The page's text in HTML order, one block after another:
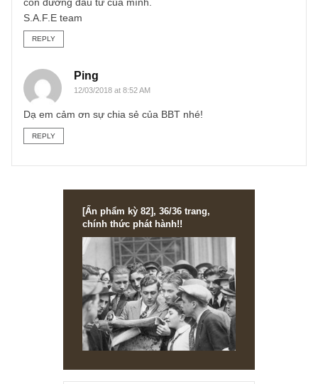
công ty có tỷ suất sinh lời thấp (ROE) mà không có triển
yếu tố mà bạn cần nghiên cứu kĩ.
P/B chỉ là một yếu tố trong định giá. Và định giá chỉ là một
yếu tố trong bộ tư duy phân tích (mental model) về một
doanh nghiệp. Bạn tham khảo bài này nhé:
https://newslettervietnam.com/nha-dau-tu-thong-minh-ky-
Cám ơn câu hỏi hay của bạn và chúc bạn thành công trên
Ping
12/03/2018 at 8:52 AM
Dạ em cảm ơn sự chia sẻ của BBT nhé!